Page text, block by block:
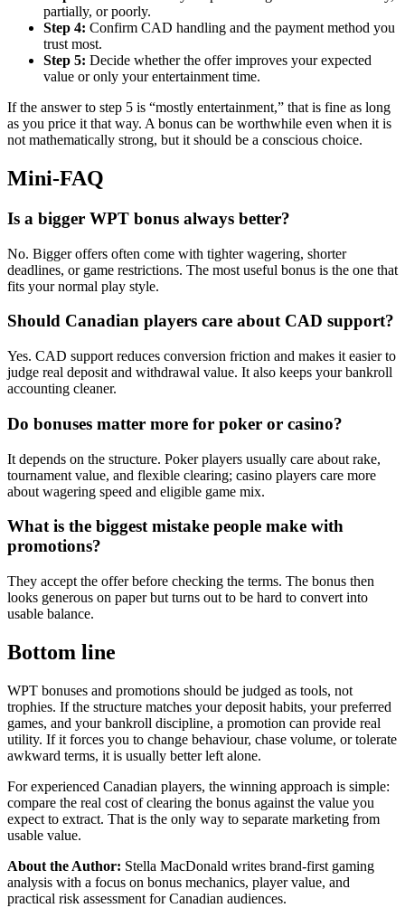
partially, or poorly.
Step 4: Confirm CAD handling and the payment method you
trust most.
Step 5: Decide whether the offer improves your expected
value or only your entertainment time.
If the answer to step 5 is “mostly entertainment,” that is fine as long
as you price it that way. A bonus can be worthwhile even when it is
not mathematically strong, but it should be a conscious choice.
Mini-FAQ
Is a bigger WPT bonus always better?
No. Bigger offers often come with tighter wagering, shorter
deadlines, or game restrictions. The most useful bonus is the one that
fits your normal play style.
Should Canadian players care about CAD support?
Yes. CAD support reduces conversion friction and makes it easier to
judge real deposit and withdrawal value. It also keeps your bankroll
accounting cleaner.
Do bonuses matter more for poker or casino?
It depends on the structure. Poker players usually care about rake,
tournament value, and flexible clearing; casino players care more
about wagering speed and eligible game mix.
What is the biggest mistake people make with
promotions?
They accept the offer before checking the terms. The bonus then
looks generous on paper but turns out to be hard to convert into
usable balance.
Bottom line
WPT bonuses and promotions should be judged as tools, not
trophies. If the structure matches your deposit habits, your preferred
games, and your bankroll discipline, a promotion can provide real
utility. If it forces you to change behaviour, chase volume, or tolerate
awkward terms, it is usually better left alone.
For experienced Canadian players, the winning approach is simple:
compare the real cost of clearing the bonus against the value you
expect to extract. That is the only way to separate marketing from
usable value.
About the Author: Stella MacDonald writes brand-first gaming
analysis with a focus on bonus mechanics, player value, and
practical risk assessment for Canadian audiences.